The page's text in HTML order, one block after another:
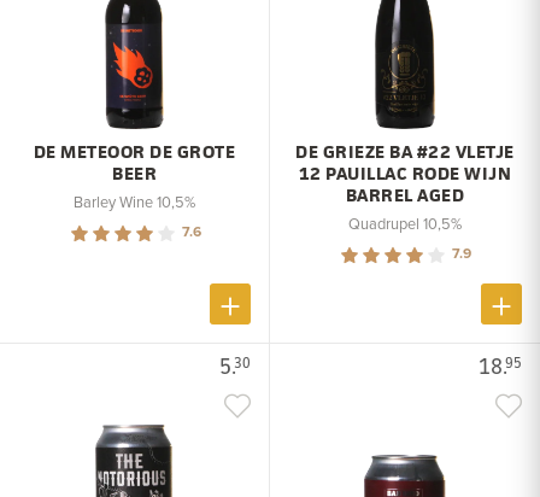
DE METEOOR DE GROTE
BEER
Barley Wine 10,5%
7.6
DE GRIEZE BA #22 VLETJE
12 PAUILLAC RODE WIJN
BARREL AGED
Quadrupel 10,5%
7.9
5.30 18.95